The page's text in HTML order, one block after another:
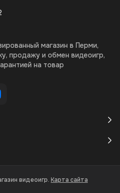
магазин в Перми,
продажу и обмен видеоигр,
на товар
видеоигр. Карта сайта